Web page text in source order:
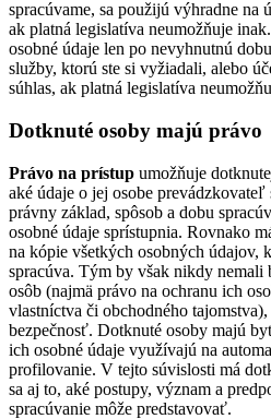
spracúvame, sa použijú výhradne na
ak platná legislatíva neumožňuje
osobné údaje len po nevyhnutnú
služby, ktorú ste si vyžiadali, alebo
súhlas, ak platná legislatíva
Dotknuté osoby majú právo
Právo na prístup umožňuje
aké údaje o jej osobe prevádzkovateľ
právny základ, spôsob a dobu
osobné údaje sprístupnia. Rovnako
na kópie všetkých osobných údajov,
spracúva. Tým by však nikdy nemali
osôb (najmä právo na ochranu ich
vlastníctva či obchodného
bezpečnosť. Dotknuté osoby majú
ich osobné údaje využívajú na
profilovanie. V tejto súvislosti má
sa aj to, aké postupy, význam a
spracúvanie môže predstavovať.